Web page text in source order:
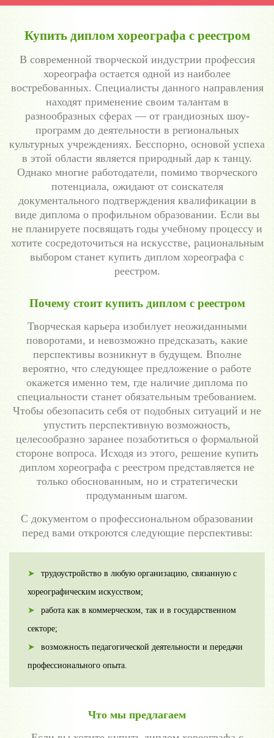
Купить диплом хореографа с реестром
В современной творческой индустрии профессия
хореографа остается одной из наиболее
востребованных. Специалисты данного направления
находят применение своим талантам в
разнообразных сферах — от грандиозных шоу-
программ до деятельности в региональных
культурных учреждениях. Бесспорно, основой успеха
в этой области является природный дар к танцу.
Однако многие работодатели, помимо творческого
потенциала, ожидают от соискателя
документального подтверждения квалификации в
виде диплома о профильном образовании. Если вы
не планируете посвящать годы учебному процессу и
хотите сосредоточиться на искусстве, рациональным
выбором станет купить диплом хореографа с
реестром.
Почему стоит купить диплом с реестром
Творческая карьера изобилует неожиданными
поворотами, и невозможно предсказать, какие
перспективы возникнут в будущем. Вполне
вероятно, что следующее предложение о работе
окажется именно тем, где наличие диплома по
специальности станет обязательным требованием.
Чтобы обезопасить себя от подобных ситуаций и не
упустить перспективную возможность,
целесообразно заранее позаботиться о формальной
стороне вопроса. Исходя из этого, решение купить
диплом хореографа с реестром представляется не
только обоснованным, но и стратегически
продуманным шагом.
С документом о профессиональном образовании
перед вами откроются следующие перспективы:
трудоустройство в любую организацию, связанную с
хореографическим искусством;
работа как в коммерческом, так и в государственном
секторе;
возможность педагогической деятельности и передачи
профессионального опыта.
Что мы предлагаем